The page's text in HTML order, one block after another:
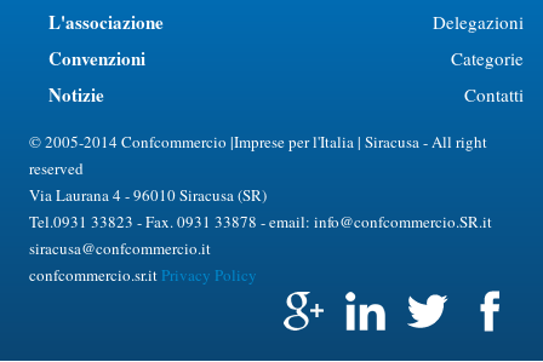
L'associazione
Convenzioni
Notizie
Delegazioni
Categorie
Contatti
© 2005-2014 Confcommercio |Imprese per l'Italia | Siracusa - All right
reserved
Via Laurana 4 - 96010 Siracusa (SR)
Tel.0931 33823 - Fax. 0931 33878 - email: info@confcommercio.SR.it
siracusa@confcommercio.it
confcommercio.sr.it Privacy Policy